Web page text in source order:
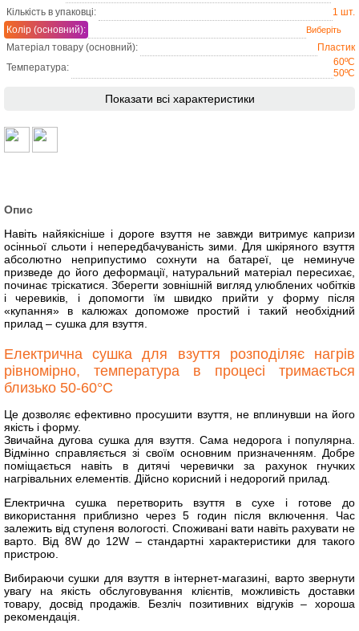
Кількість в упаковці:
1 шт.
Колір (основний):
Матеріал товару (основний):
Пластик
Температура:
60ºC
50ºC
Показати всі характеристики
Опис
Навіть найякісніше і дороге взуття не завжди витримує капризи
осінньої сльоти і непередбачуваність зими. Для шкіряного взуття
абсолютно неприпустимо сохнути на батареї, це неминуче
призведе до його деформації, натуральний матеріал пересихає,
починає тріскатися. Зберегти зовнішній вигляд улюблених чобітків
і черевиків, і допомогти їм швидко прийти у форму після
«купання» в калюжах допоможе простий і такий необхідний
прилад – сушка для взуття.
Електрична сушка для взуття розподіляє нагрів
рівномірно, температура в процесі тримається
близько 50-60°C
Це дозволяє ефективно просушити взуття, не вплинувши на його
якість і форму.
Звичайна дугова сушка для взуття. Сама недорога і популярна.
Відмінно справляється зі своїм основним призначенням. Добре
поміщається навіть в дитячі черевички за рахунок гнучких
нагрівальних елементів. Дійсно корисний і недорогий прилад.
Електрична сушка перетворить взуття в сухе і готове до
використання приблизно через 5 годин після включення. Час
залежить від ступеня вологості. Споживані вати навіть рахувати не
варто. Від 8W до 12W – стандартні характеристики для такого
пристрою.
Вибираючи сушки для взуття в інтернет-магазині, варто звернути
увагу на якість обслуговування клієнтів, можливість доставки
товару, досвід продажів. Безліч позитивних відгуків – хороша
рекомендація.